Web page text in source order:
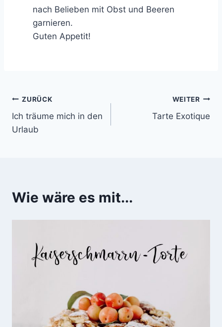
nach Belieben mit Obst und Beeren
garnieren.
Guten Appetit!
Beitragsnavigation
ZURÜCK
Ich träume mich in den
Urlaub
WEITER
Tarte Exotique
Wie wäre es mit...